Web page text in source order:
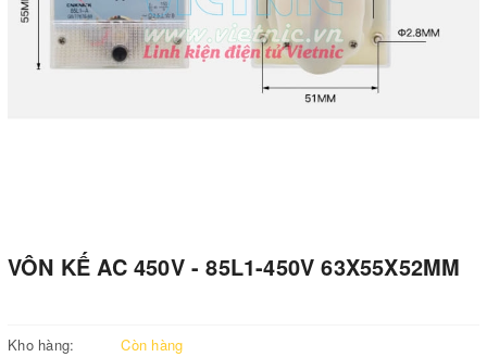
VÔN KẾ AC 450V - 85L1-450V 63X55X52MM
Kho hàng:
Còn hàng